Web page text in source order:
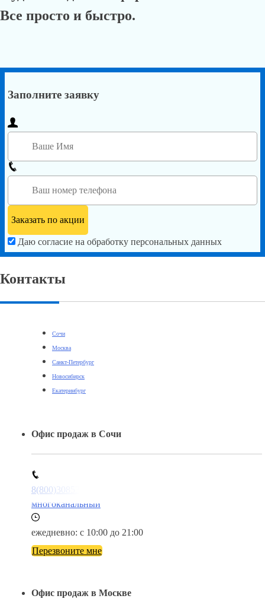
Все просто и быстро.
Заполните заявку
Даю согласие на обработку персональных данных
Контакты
Сочи
Москва
Санкт-Петербург
Новосибирск
Екатеринбург
Офис продаж в Сочи
8(800)3085303
многоканальный
ежедневно: с 10:00 до 21:00
Перезвоните мне
Офис продаж в Москве